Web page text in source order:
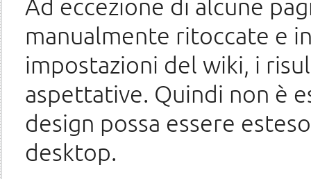
Ad eccezione di alcune
manualmente ritoccate e
impostazioni del wiki, i
aspettative. Quindi non è
design possa essere
desktop.